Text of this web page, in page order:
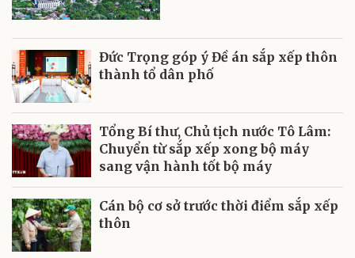
Đức Trọng góp ý Đề án sắp xếp thôn
thành tổ dân phố
Tổng Bí thư, Chủ tịch nước Tô Lâm:
Chuyển từ sắp xếp xong bộ máy
sang vận hành tốt bộ máy
Cán bộ cơ sở trước thời điểm sắp xếp
thôn